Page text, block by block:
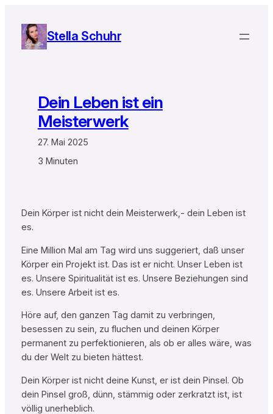
Inhalt
springen
Stella Schuhr
Dein Leben ist ein
Meisterwerk
27. Mai 2025
3 Minuten
Dein Körper ist nicht dein Meisterwerk,- dein Leben ist
es.
Eine Million Mal am Tag wird uns suggeriert, daß unser
Körper ein Projekt ist. Das ist er nicht. Unser Leben ist
es. Unsere Spiritualität ist es. Unsere Beziehungen sind
es. Unsere Arbeit ist es.
Höre auf, den ganzen Tag damit zu verbringen,
besessen zu sein, zu fluchen und deinen Körper
permanent zu perfektionieren, als ob er alles wäre, was
du der Welt zu bieten hättest.
Dein Körper ist nicht deine Kunst, er ist dein Pinsel. Ob
dein Pinsel groß, dünn, stämmig oder zerkratzt ist, ist
völlig unerheblich.